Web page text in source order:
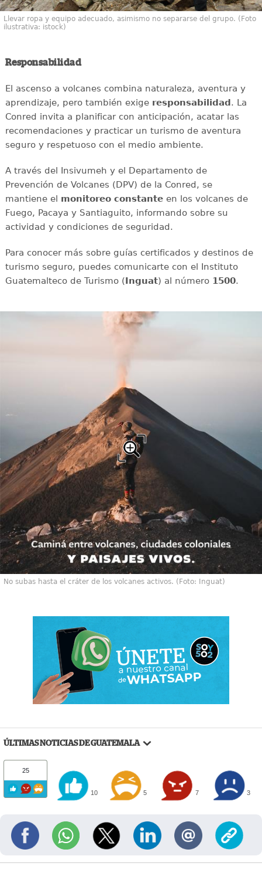
Llevar ropa y equipo adecuado, asimismo no separarse del grupo. (Foto
ilustrativa: istock)
Responsabilidad
El ascenso a volcanes combina naturaleza, aventura y
aprendizaje, pero también exige responsabilidad. La
Conred invita a planificar con anticipación, acatar las
recomendaciones y practicar un turismo de aventura
seguro y respetuoso con el medio ambiente.
A través del Insivumeh y el Departamento de
Prevención de Volcanes (DPV) de la Conred, se
mantiene el monitoreo constanteen los volcanes de
Fuego, Pacaya y Santiaguito, informando sobre su
actividad y condiciones de seguridad.
Para conocer más sobre guías certificados y destinos de
turismo seguro, puedes comunicarte con el Instituto
Guatemalteco de Turismo (Inguat) al número 1500.
No subas hasta el cráter de los volcanes activos. (Foto: Inguat)
ÚLTIMAS NOTICIAS DE GUATEMALA
25
10 5 7 3